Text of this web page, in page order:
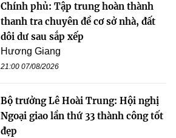
Chính phủ: Tập trung hoàn thành
thanh tra chuyên đề cơ sở nhà, đất
dôi dư sau sắp xếp
Hương Giang
21:00 07/08/2026
Bộ trưởng Lê Hoài Trung: Hội nghị
Ngoại giao lần thứ 33 thành công tốt
đẹp